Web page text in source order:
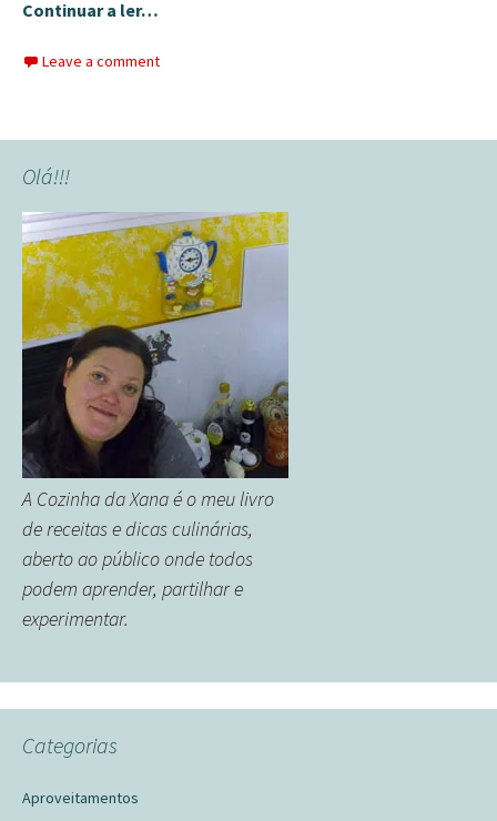
Continuar a ler…
Leave a comment
Olá!!!
A Cozinha da Xana é o meu livro
de receitas e dicas culinárias,
aberto ao público onde todos
podem aprender, partilhar e
experimentar.
Categorias
Aproveitamentos